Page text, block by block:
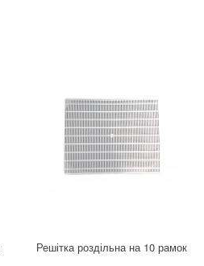
Решітка роздільна на 10 рамок